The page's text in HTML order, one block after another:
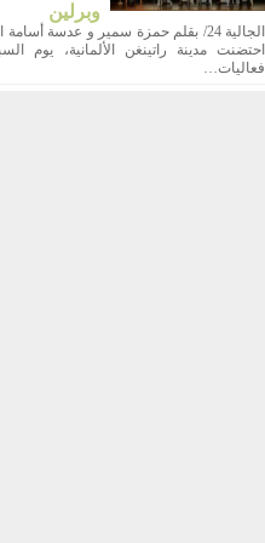
وبرلين
الجالية 24/ بقلم حمزة سمير و عدسة أسامة
فعاليات…